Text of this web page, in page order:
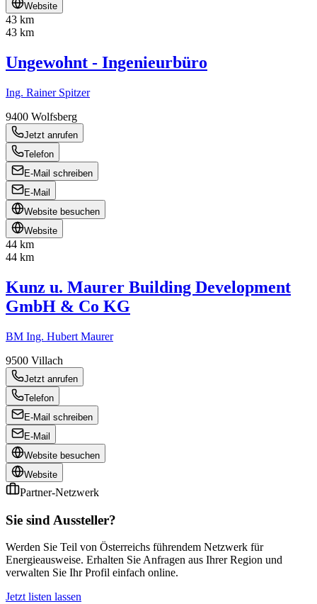
Website
43 km
43 km
Ungewohnt - Ingenieurbüro
Ing. Rainer Spitzer
9400 Wolfsberg
Jetzt anrufen
Telefon
E-Mail schreiben
E-Mail
Website besuchen
Website
44 km
44 km
Kunz u. Maurer Building Development
GmbH & Co KG
BM Ing. Hubert Maurer
9500 Villach
Jetzt anrufen
Telefon
E-Mail schreiben
E-Mail
Website besuchen
Website
Partner-Netzwerk
Sie sind Aussteller?
Werden Sie Teil von Österreichs führendem Netzwerk für
Energieausweise. Erhalten Sie Anfragen aus Ihrer Region und
verwalten Sie Ihr Profil einfach online.
Jetzt listen lassen